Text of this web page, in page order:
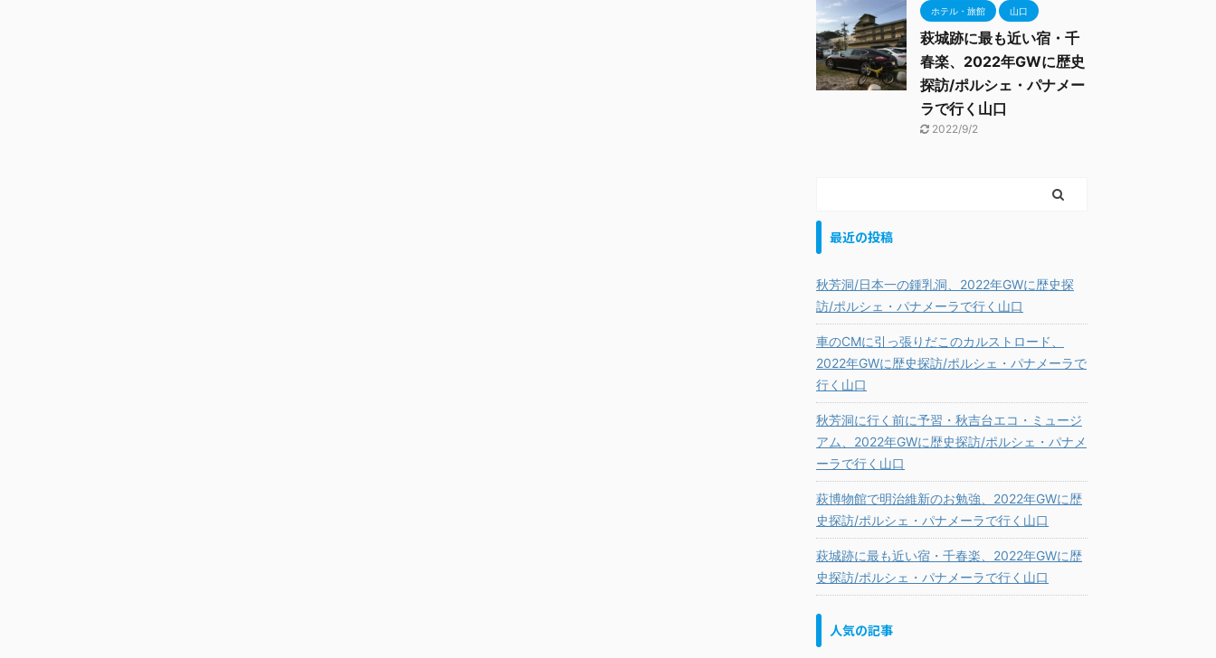
ホテル・旅館 山口
萩城跡に最も近い宿・千
春楽、2022年GWに歴史
探訪/ポルシェ・パナメー
ラで行く山口
2022/9/2
最近の投稿
秋芳洞/日本一の鍾乳洞、2022年GWに歴史探
訪/ポルシェ・パナメーラで行く山口
車のCMに引っ張りだこのカルストロード、
2022年GWに歴史探訪/ポルシェ・パナメーラで
行く山口
秋芳洞に行く前に予習・秋吉台エコ・ミュージ
アム、2022年GWに歴史探訪/ポルシェ・パナメ
ーラで行く山口
萩博物館で明治維新のお勉強、2022年GWに歴
史探訪/ポルシェ・パナメーラで行く山口
萩城跡に最も近い宿・千春楽、2022年GWに歴
史探訪/ポルシェ・パナメーラで行く山口
人気の記事